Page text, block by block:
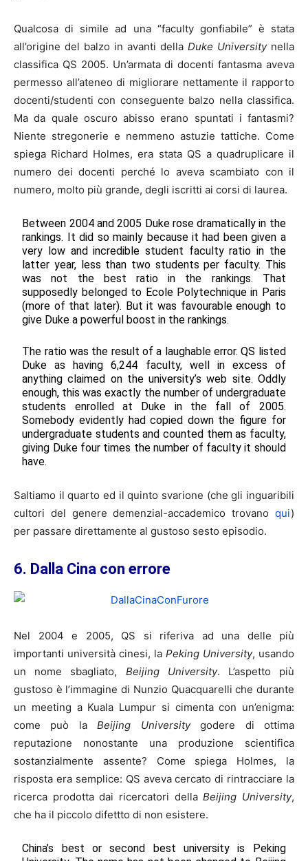
Qualcosa di simile ad una “faculty gonfiabile” è stata
all’origine del balzo in avanti della Duke Universitynella
classifica QS 2005. Un’armata di docenti fantasma aveva
permesso all’ateneo di migliorare nettamente il rapporto
docenti/studenti con conseguente balzo nella classifica.
Ma da quale oscuro abisso erano spuntati i fantasmi?
Niente stregonerie e nemmeno astuzie tattiche. Come
spiega Richard Holmes, era stata QS a quadruplicare il
numero dei docenti perché lo aveva scambiato con il
numero, molto più grande, degli iscritti ai corsi di laurea.
Between 2004 and 2005 Duke rose dramatically in the
rankings. It did so mainly because it had been given a
very low and incredible student faculty ratio in the
latter year, less than two students per faculty. This
was not the best ratio in the rankings. That
supposedly belonged to Ecole Polytechnique in Paris
(more of that later). But it was favourable enough to
give Duke a powerful boost in the rankings.
The ratio was the result of a laughable error. QS listed
Duke as having 6,244 faculty, well in excess of
anything claimed on the university’s web site. Oddly
enough, this was exactly the number of undergraduate
students enrolled at Duke in the fall of 2005.
Somebody evidently had copied down the figure for
undergraduate students and counted them as faculty,
giving Duke four times the number of faculty it should
have.
Saltiamo il quarto ed il quinto svarione (che gli inguaribili
cultori del genere demenzial-accademico trovano qui)
per passare direttamente al gustoso sesto episodio.
6. Dalla Cina con errore
Nel 2004 e 2005, QS si riferiva ad una delle più
importanti università cinesi, la Peking University, usando
un nome sbagliato, Beijing University. L’aspetto più
gustoso è l’immagine di Nunzio Quacquarelli che durante
un meeting a Kuala Lumpur si cimenta con un’enigma:
come può laBeijing Universitygodere di ottima
reputazione nonostante una produzione scientifica
sostanzialmente assente? Come spiega Holmes, la
risposta era semplice: QS aveva cercato di rintracciare la
ricerca prodotta dai ricercatori dellaBeijing University,
che ha il piccolo difettto di non esistere.
China’s best or second best university is Peking